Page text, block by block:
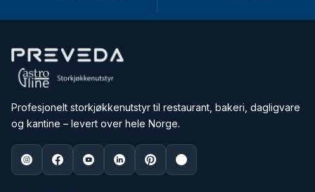
Profesjonelt storkjøkkenutstyr til restaurant, bakeri, dagligvare
og kantine – levert over hele Norge.